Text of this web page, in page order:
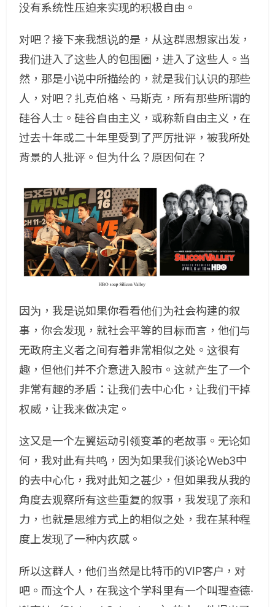
没有系统性压迫来实现的积极自由。
对吧？接下来我想说的是，从这群思想家出发，
我们进入了这些人的包围圈，进入了这些人。当
然，那是小说中所描绘的，就是我们认识的那些
人，对吧？扎克伯格、马斯克，所有那些所谓的
硅谷人士。硅谷自由主义，或称新自由主义，在
过去十年或二十年里受到了严厉批评，被我所处
背景的人批评。但为什么？原因何在？
因为，我是说如果你看看他们为社会构建的叙
事，你会发现，就社会平等的目标而言，他们与
无政府主义者之间有着非常相似之处。这很有
趣，但他们并不介意进入股市。这就产生了一个
非常有趣的矛盾：让我们去中心化，让我们干掉
权威，让我来做决定。
这又是一个左翼运动引领变革的老故事。无论如
何，我对此有共鸣，因为如果我们谈论Web3中
的去中心化，我对此知之甚少，但如果我从我的
角度去观察所有这些重复的叙事，我发现了亲和
力，也就是思维方式上的相似之处，我在某种程
度上发现了一种内疚感。
所以这群人，他们当然是比特币的VIP客户，对
吧。而这个人，在我这个学科里有一个叫理查德·